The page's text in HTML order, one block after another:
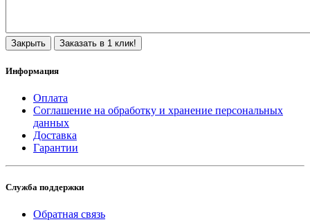
Закрыть Заказать в 1 клик!
Информация
Оплата
Соглашение на обработку и хранение персональных
данных
Доставка
Гарантии
Служба поддержки
Обратная связь